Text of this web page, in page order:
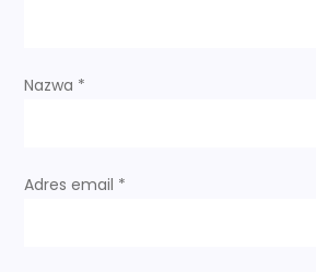
i
u
Nazwa *
Adres email *